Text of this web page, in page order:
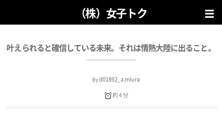
（株）女子トク
叶えられると確信している未来。それは情熱大陸に出ること。
Byd01892_a.miura
約 4 分